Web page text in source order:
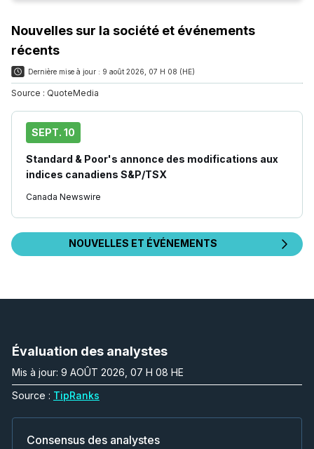
Nouvelles sur la société et événements
récents
Dernière mise à jour : 9 août 2026, 07 H 08 (HE)
Source : QuoteMedia
SEPT. 10
Standard & Poor's annonce des modifications aux
indices canadiens S&P/TSX
Canada Newswire
NOUVELLES ET ÉVÉNEMENTS
Évaluation des analystes
Mis à jour: 9 AOÛT 2026, 07 H 08 HE
Source : TipRanks
Consensus des analystes